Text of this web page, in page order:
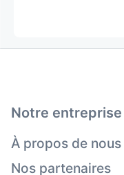
Notre entreprise
À propos de nous
Nos partenaires